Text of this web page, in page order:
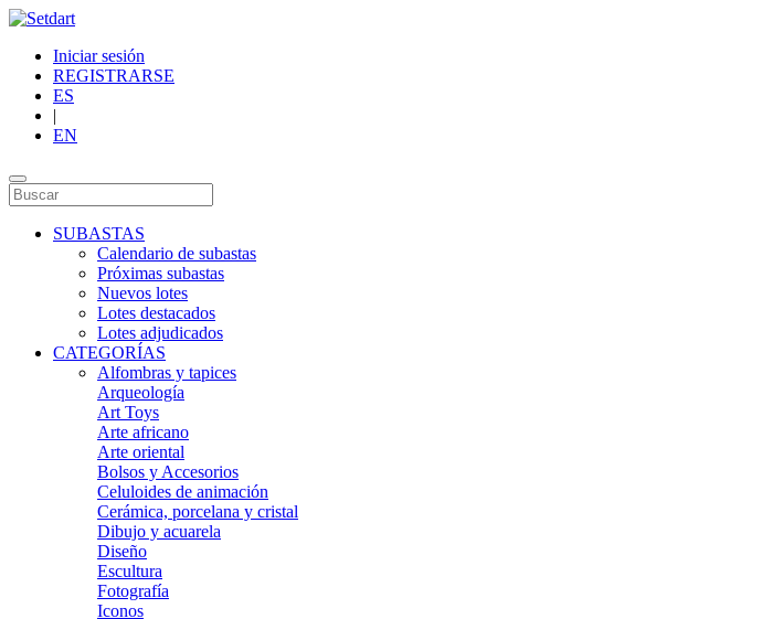
Iniciar sesión
REGISTRARSE
ES
|
EN
SUBASTAS
Calendario de subastas
Próximas subastas
Nuevos lotes
Lotes destacados
Lotes adjudicados
CATEGORÍAS
Alfombras y tapices
Arqueología
Art Toys
Arte africano
Arte oriental
Bolsos y Accesorios
Celuloides de animación
Cerámica, porcelana y cristal
Dibujo y acuarela
Diseño
Escultura
Fotografía
Iconos